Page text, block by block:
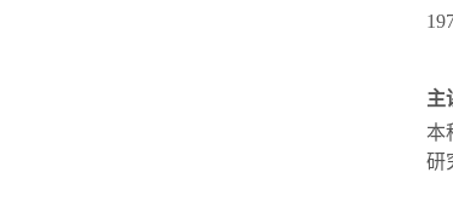
主
本
研